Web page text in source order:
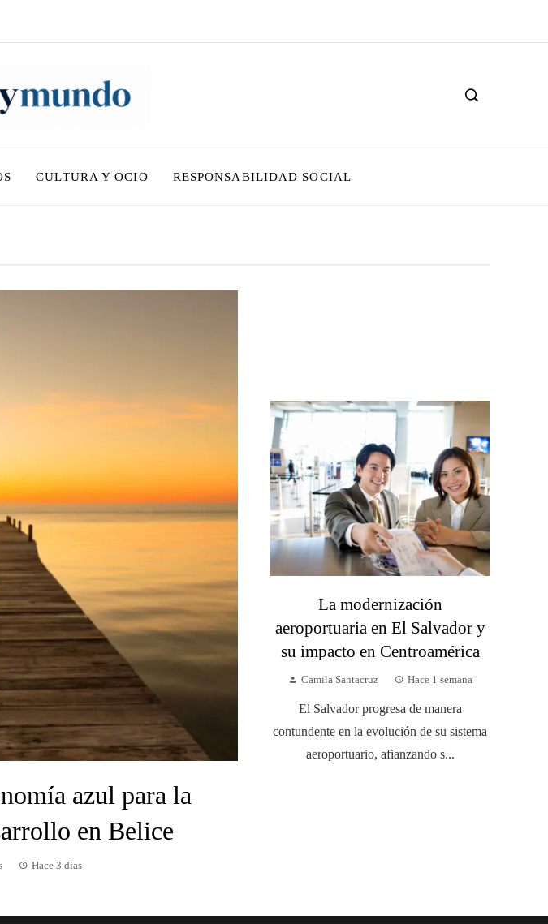
CULTURA Y OCIO RESPONSABILIDAD SOCIAL
azul para la
en Belice
Hace 3 días
La modernización
aeroportuaria en El Salvador y
su impacto en Centroamérica
Camila Santacruz Hace 1 semana
El Salvador progresa de manera
contundente en la evolución de su sistema
aeroportuario, afianzando s...